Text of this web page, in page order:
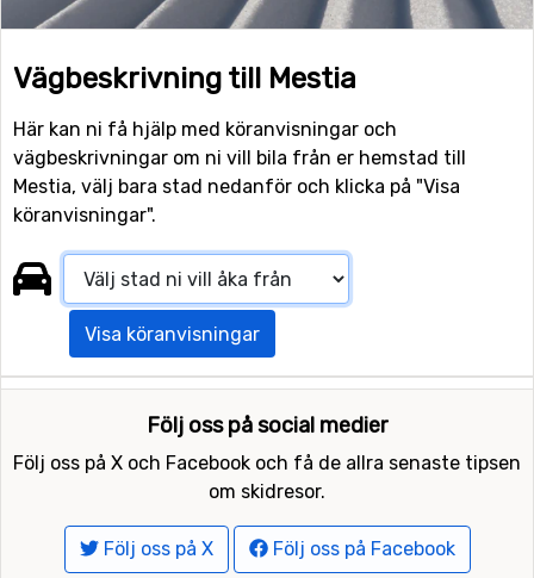
Vägbeskrivning till Mestia
Här kan ni få hjälp med köranvisningar och
vägbeskrivningar om ni vill bila från er hemstad till
Mestia, välj bara stad nedanför och klicka på "Visa
köranvisningar".
Visa köranvisningar
Följ oss på social medier
Följ oss på X och Facebook och få de allra senaste tipsen
om skidresor.
Följ oss på X Följ oss på Facebook